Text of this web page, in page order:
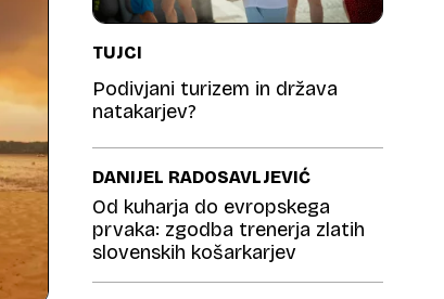
TUJCI
Podivjani turizem in država
natakarjev?
DANIJEL RADOSAVLJEVIĆ
Od kuharja do evropskega
prvaka: zgodba trenerja zlatih
slovenskih košarkarjev